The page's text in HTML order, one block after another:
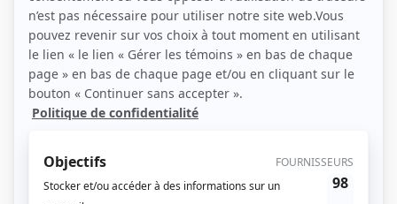
La p'tite semaine
Rôle inconnu
Les Forges de Saint-Maurice (Rôle inconnu)
En pièces détachées (Paul)
Trois petits tours...(Paul)
Sol et Gobelet( L'homme de la poubelle)
Le paradis terrestre(Aurèle Sirois)
Lecoq et fils(Rôle inconnu
Monsieur Lecoq(Cocher Papillon )